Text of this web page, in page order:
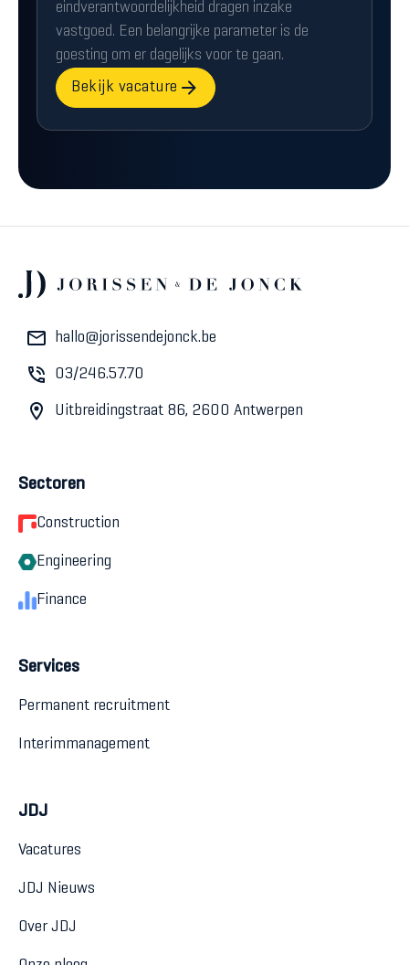
eindverantwoordelijkheid dragen inzake
vastgoed. Een belangrijke parameter is de
goesting om er dagelijks voor te gaan.
Bekijk vacature
hallo@jorissendejonck.be
03/246.57.70
Uitbreidingstraat 86, 2600 Antwerpen
Sectoren
Construction
Engineering
Finance
Services
Permanent recruitment
Interimmanagement
JDJ
Vacatures
JDJ Nieuws
Over JDJ